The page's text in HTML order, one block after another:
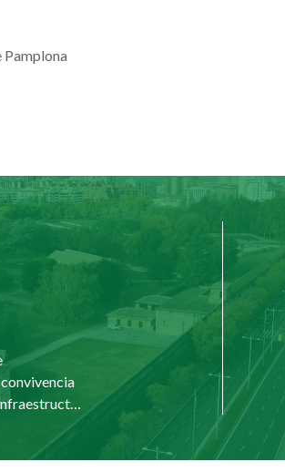
Pamplona
Urbanismo vivienda e infraestructuras